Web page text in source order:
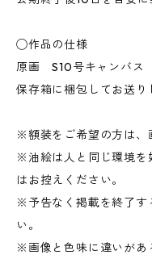
◯作品の仕様
原画 S10号キャンバス
保存箱に梱包してお送り
※額装をご希望の方は、
※油絵は人と同じ環境を
はお控えください。
※予告なく掲載を終了す
い。
※画像と色味に違いがあ